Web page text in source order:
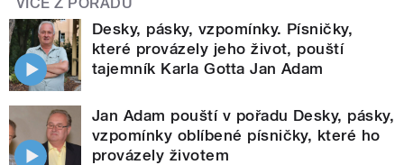
Desky, pásky, vzpomínky. Písničky,
které provázely jeho život, pouští
tajemník Karla Gotta Jan Adam
Jan Adam pouští v pořadu Desky, pásky,
vzpomínky oblíbené písničky, které ho
provázely životem